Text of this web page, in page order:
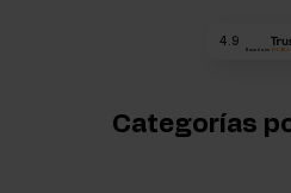
Categorías
4.9
Basada en 68 463